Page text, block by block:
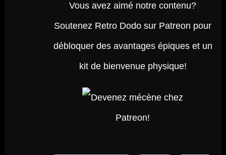
Vous avez aimé notre contenu?
Soutenez Retro Dodo sur Patreon pour
débloquer des avantages épiques et un
kit de bienvenue physique!